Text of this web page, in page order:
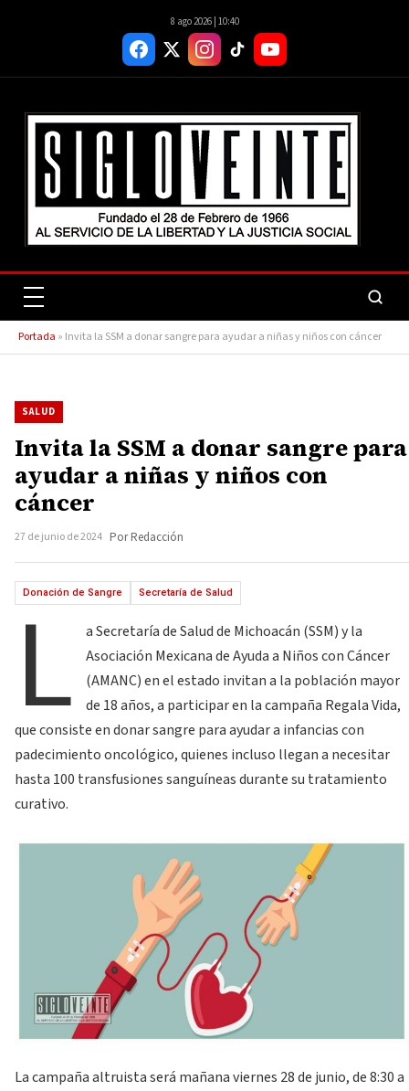
8 ago 2026 | 10:40
Portada » Invita la SSM a donar sangre para ayudar a niñas y niños con cáncer
SALUD
Invita la SSM a donar sangre para
ayudar a niñas y niños con
cáncer
27 de junio de 2024 Por Redacción
Donación de Sangre Secretaría de Salud
L
a Secretaría de Salud de Michoacán (SSM) y la
Asociación Mexicana de Ayuda a Niños con Cáncer
(AMANC) en el estado invitan a la población mayor
de 18 años, a participar en la campaña Regala Vida,
que consiste en donar sangre para ayudar a infancias con
padecimiento oncológico, quienes incluso llegan a necesitar
hasta 100 transfusiones sanguíneas durante su tratamiento
curativo.
La campaña altruista será mañana viernes 28 de junio, de 8:30 a